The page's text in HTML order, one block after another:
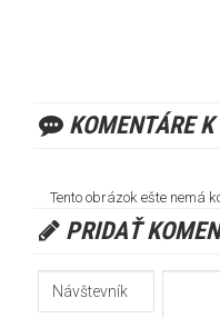
KOMENTÁRE
Tento obrázok ešte nemá
PRIDAŤ